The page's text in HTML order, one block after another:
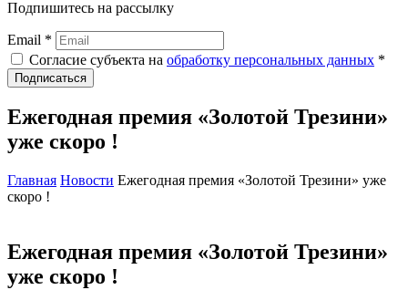
Подпишитесь на рассылку
Email *
Согласие субъекта на обработку персональных данных *
Подписаться
Ежегодная премия «Золотой Трезини»
уже скоро !
Главная Новости Ежегодная премия «Золотой Трезини» уже
скоро !
Ежегодная премия «Золотой Трезини»
уже скоро !